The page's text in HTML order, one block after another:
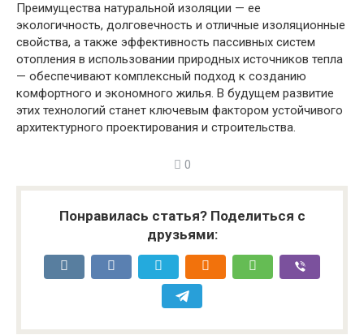
Преимущества натуральной изоляции — ее
экологичность, долговечность и отличные изоляционные
свойства, а также эффективность пассивных систем
отопления в использовании природных источников тепла
— обеспечивают комплексный подход к созданию
комфортного и экономного жилья. В будущем развитие
этих технологий станет ключевым фактором устойчивого
архитектурного проектирования и строительства.
0
Понравилась статья? Поделиться с
друзьями: